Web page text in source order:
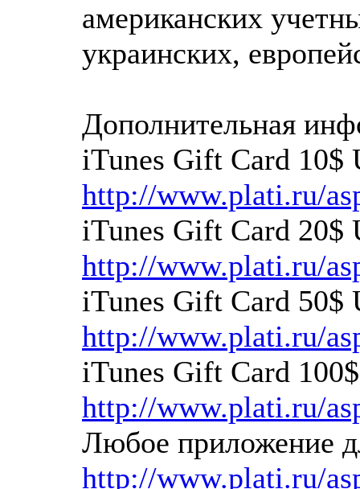
американских
украинских,
Дополнительная
iTunes Gift Card 10$
http://www.plati.ru/
iTunes Gift Card 20$
http://www.plati.ru/
iTunes Gift Card 50$
http://www.plati.ru/
iTunes Gift Card
http://www.plati.ru/
Любое приложение
http://www.plati.ru/